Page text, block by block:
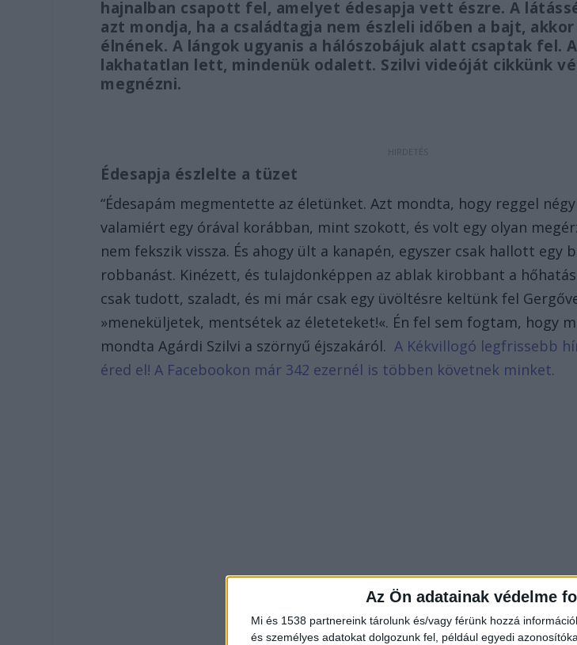
Az Ön adatainak védelme
Mi és 1538 partnereink tárolunk és/vagy férünk hozzá
és személyes adatokat dolgozunk fel, például egyedi
hajnalban csapott fel, amelyet édesapja vett észre. A
azt mondja, ha a családtagja nem észleli időben a bajt,
élnének. A lángok ugyanis a hálószobájuk alatt csaptak fel.
lakhatatlan lett, mindenük odalett. Szilvi videóját cikkünk
megnézni.
Édesapja észlelte a tüzet
“Édesapám megmentette az életünket. Azt mondta, hogy reggel
valamiért egy órával korábban, mint szokott, és volt egy olyan
nem fekszik vissza. És ahogy ült a kanapén, egyszer csak hallott egy
robbanást. Kinézett, és tulajdonképpen az ablak kirobbant a
csak tudott, szaladt, és mi már csak egy üvöltésre keltünk fel
»meneküljetek, mentsétek az életeteket!«. Én fel sem fogtam, hogy
mondta Agárdi Szilvi a szörnyű éjszakáról.A Kékvillogó legfrissebb
éred el! A Facebookon már 342 ezernél is többen követnek minket.